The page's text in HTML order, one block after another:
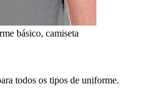
básico, camiseta
todos os tipos de uniforme.